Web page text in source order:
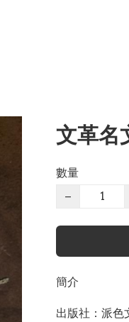
文革名
數量
−
簡介
出版社：派色